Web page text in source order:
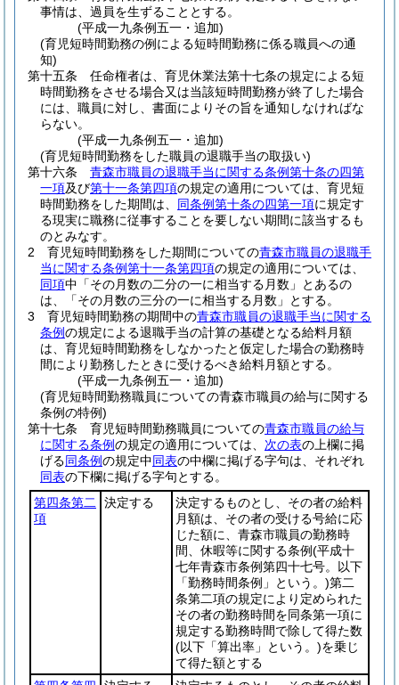
事情は、過員を生ずることとする。
(平成一九条例五一・追加)
(育児短時間勤務の例による短時間勤務に係る職員への通
知)
第十五条
任命権者は、育児休業法第十七条の規定による短
時間勤務をさせる場合又は当該短時間勤務が終了した場合
には、職員に対し、書面によりその旨を通知しなければな
らない。
(平成一九条例五一・追加)
(育児短時間勤務をした職員の退職手当の取扱い)
第十六条
青森市職員の退職手当に関する条例第十条の四第
一項及び第十一条第四項の規定の適用については、育児短
時間勤務をした期間は、 同条例第十条の四第一項に規定す
る現実に職務に従事することを要しない期間に該当するも
のとみなす。
2
育児短時間勤務をした期間についての青森市職員の退職手
当に関する条例第十一条第四項の規定の適用については、
同項中「その月数の二分の一に相当する月数」とあるの
は、「その月数の三分の一に相当する月数」とする。
3
育児短時間勤務の期間中の青森市職員の退職手当に関する
条例の規定による退職手当の計算の基礎となる給料月額
は、育児短時間勤務をしなかったと仮定した場合の勤務時
間により勤務したときに受けるべき給料月額とする。
(平成一九条例五一・追加)
(育児短時間勤務職員についての青森市職員の給与に関する
条例の特例)
第十七条
育児短時間勤務職員についての青森市職員の給与
に関する条例の規定の適用については、 次の表の上欄に掲
げる同条例の規定中同表の中欄に掲げる字句は、それぞれ
同表の下欄に掲げる字句とする。
第四条第二
項
決定する
決定するものとし、その者の給料
月額は、その者の受ける号給に応
じた額に、青森市職員の勤務時
間、休暇等に関する条例(平成十
七年青森市条例第四十七号。以下
「勤務時間条例」という。)第二
条第二項の規定により定められた
その者の勤務時間を同条第一項に
規定する勤務時間で除して得た数
(以下「算出率」という。)を乗じ
て得た額とする